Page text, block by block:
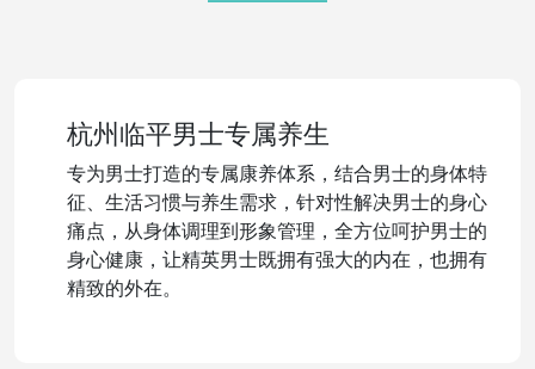
杭州临平男士专属养生
专为男士打造的专属康养体系，结合男士的身体特
征、生活习惯与养生需求，针对性解决男士的身心
痛点，从身体调理到形象管理，全方位呵护男士的
身心健康，让精英男士既拥有强大的内在，也拥有
精致的外在。